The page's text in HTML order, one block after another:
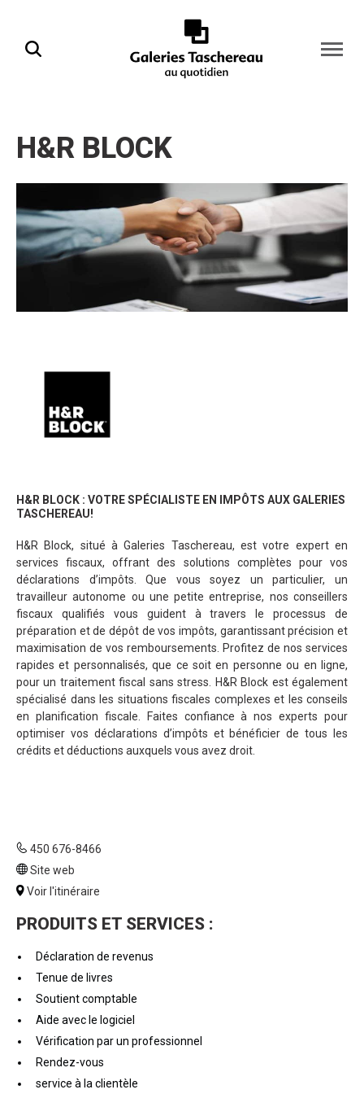
la
H&R BLOCK
H&R BLOCK : VOTRE SPÉCIALISTE EN IMPÔTS AUX GALERIES
TASCHEREAU!
H&R Block, situé à Galeries Taschereau, est votre expert en
services fiscaux, offrant des solutions complètes pour vos
déclarations d’impôts. Que vous soyez un particulier, un
travailleur autonome ou une petite entreprise, nos conseillers
fiscaux qualifiés vous guident à travers le processus de
préparation et de dépôt de vos impôts, garantissant précision et
maximisation de vos remboursements. Profitez de nos services
rapides et personnalisés, que ce soit en personne ou en ligne,
pour un traitement fiscal sans stress. H&R Block est également
spécialisé dans les situations fiscales complexes et les conseils
en planification fiscale. Faites confiance à nos experts pour
optimiser vos déclarations d’impôts et bénéficier de tous les
crédits et déductions auxquels vous avez droit.
450 676-8466
Site web
Voir l'itinéraire
PRODUITS ET SERVICES :
Déclaration de revenus
Tenue de livres
Soutient comptable
Aide avec le logiciel
Vérification par un professionnel
Rendez-vous
service à la clientèle